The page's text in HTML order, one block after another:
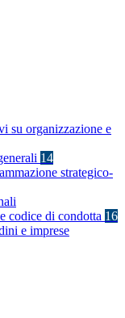
su organizzazione e
14
strategico-
codice di condotta 16
e imprese